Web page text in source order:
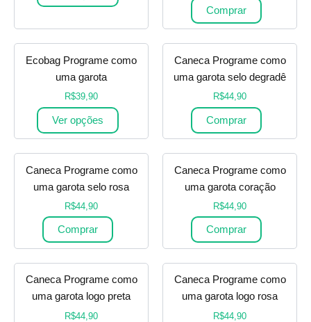
Comprar
Ecobag Programe como
uma garota
R$39,90
Ver opções
Caneca Programe como
uma garota selo degradê
R$44,90
Comprar
Caneca Programe como
uma garota selo rosa
R$44,90
Comprar
Caneca Programe como
uma garota coração
R$44,90
Comprar
Caneca Programe como
uma garota logo preta
R$44,90
Caneca Programe como
uma garota logo rosa
R$44,90